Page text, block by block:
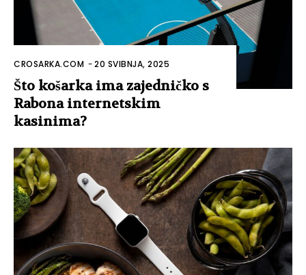
CROSARKA.COM -20 SVIBNJA, 2025
Što košarka ima zajedničko s
Rabona internetskim
kasinima?